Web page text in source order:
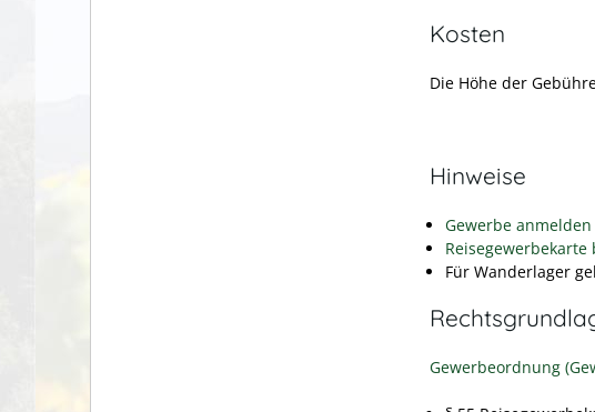
Kosten
Die Höhe der
Hinweise
Gewerbe anmelden
Reisegewerbekarte
Für Wanderlager
Gewerbeordnung